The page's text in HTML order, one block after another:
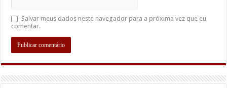
Salvar meus dados neste navegador para a próxima vez que eu
comentar.